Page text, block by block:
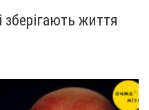
зберігають життя